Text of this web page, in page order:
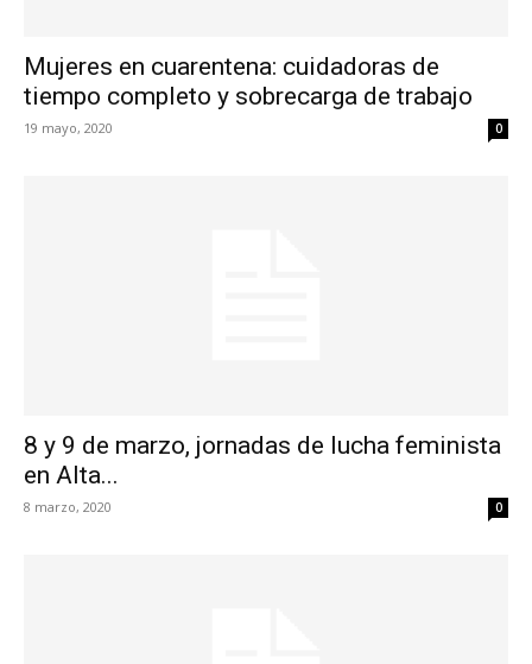
Mujeres en cuarentena: cuidadoras de
tiempo completo y sobrecarga de trabajo
19 mayo, 2020 0
8 y 9 de marzo, jornadas de lucha feminista
en Alta...
8 marzo, 2020 0